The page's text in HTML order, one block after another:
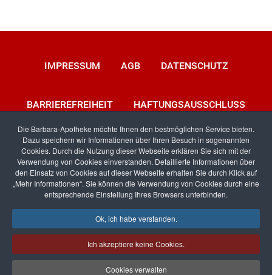
Die Barbara-Apotheke möchte Ihnen den bestmöglichen Service bieten.
Dazu speichern wir Informationen über Ihren Besuch in sogenannten
Cookies. Durch die Nutzung dieser Webseite erklären Sie sich mit der
Verwendung von Cookies einverstanden. Detaillierte Informationen über
den Einsatz von Cookies auf dieser Webseite erhalten Sie durch Klick auf
„Mehr Informationen“. Sie können die Verwendung von Cookies durch eine
entsprechende Einstellung Ihres Browsers unterbinden.
Ok, ich habe verstanden.
Ich akzeptiere keine Cookies.
Cookies verwalten
IMPRESSUM AGB DATENSCHUTZ
BARRIEREFREIHEIT HAFTUNGSAUSSCHLUSS
KONTAKT
Facebook RSS
Erstellt vonPharma-networx